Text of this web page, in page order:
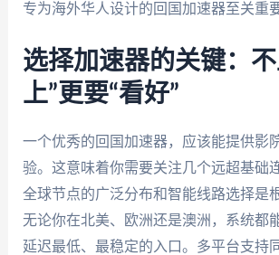
专为海外华人设计的回国加速器至关重要
选择加速器的关键：
上”更要“看好”
一个优秀的回国加速器，应该能提供影
验。这意味着你需要关注几个远超基础
全球节点的广泛分布和智能线路选择是
无论你在北美、欧洲还是澳洲，系统都
延迟最低、最稳定的入口。多平台支持